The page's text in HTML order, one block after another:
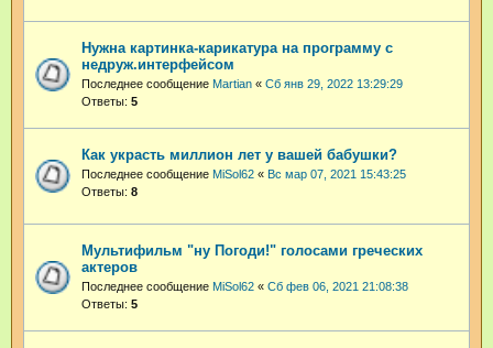
Нужна картинка-карикатура на программу с
недруж.интерфейсом
Последнее сообщение Martian « Сб янв 29, 2022 13:29:29
Ответы: 5
Как украсть миллион лет у вашей бабушки?
Последнее сообщение MiSol62 « Вс мар 07, 2021 15:43:25
Ответы: 8
Мультифильм "ну Погоди!" голосами греческих
актеров
Последнее сообщение MiSol62 « Сб фев 06, 2021 21:08:38
Ответы: 5